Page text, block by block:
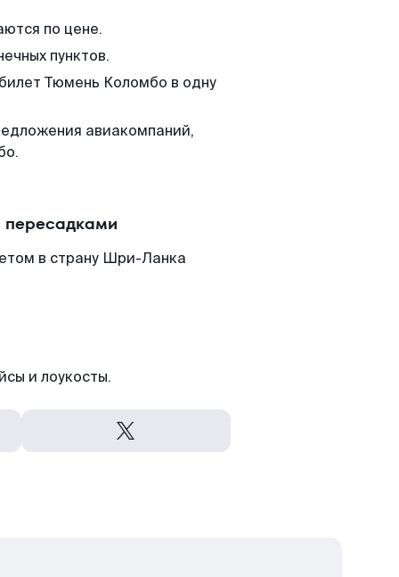
по цене.
пунктов.
Тюмень Коломбо в одну
авиакомпаний,
пересадками
в страну Шри-Ланка
и лоукосты.